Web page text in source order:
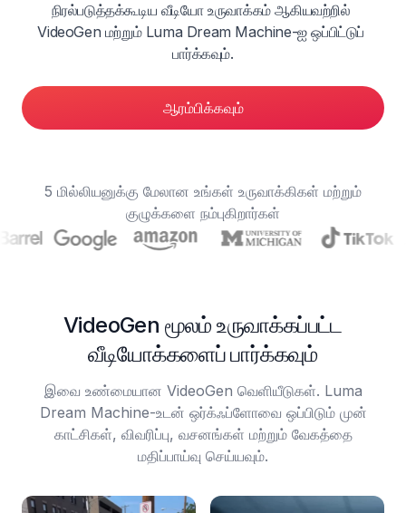
நிரல்படுத்தக்கூடிய வீடியோ உருவாக்கம் ஆகியவற்றில்
VideoGen மற்றும் Luma Dream Machine-ஐ ஒப்பிட்டுப்
பார்க்கவும்.
ஆரம்பிக்கவும்
5 மில்லியனுக்கு மேலான உங்கள் உருவாக்கிகள் மற்றும்
குழுக்களை நம்புகிறார்கள்
VideoGen மூலம் உருவாக்கப்பட்ட
வீடியோக்களைப் பார்க்கவும்
இவை உண்மையான VideoGen வெளியீடுகள். Luma
Dream Machine-உடன் ஒர்க்ஃப்ளோவை ஒப்பிடும் முன்
காட்சிகள், விவரிப்பு, வசனங்கள் மற்றும் வேகத்தை
மதிப்பாய்வு செய்யவும்.